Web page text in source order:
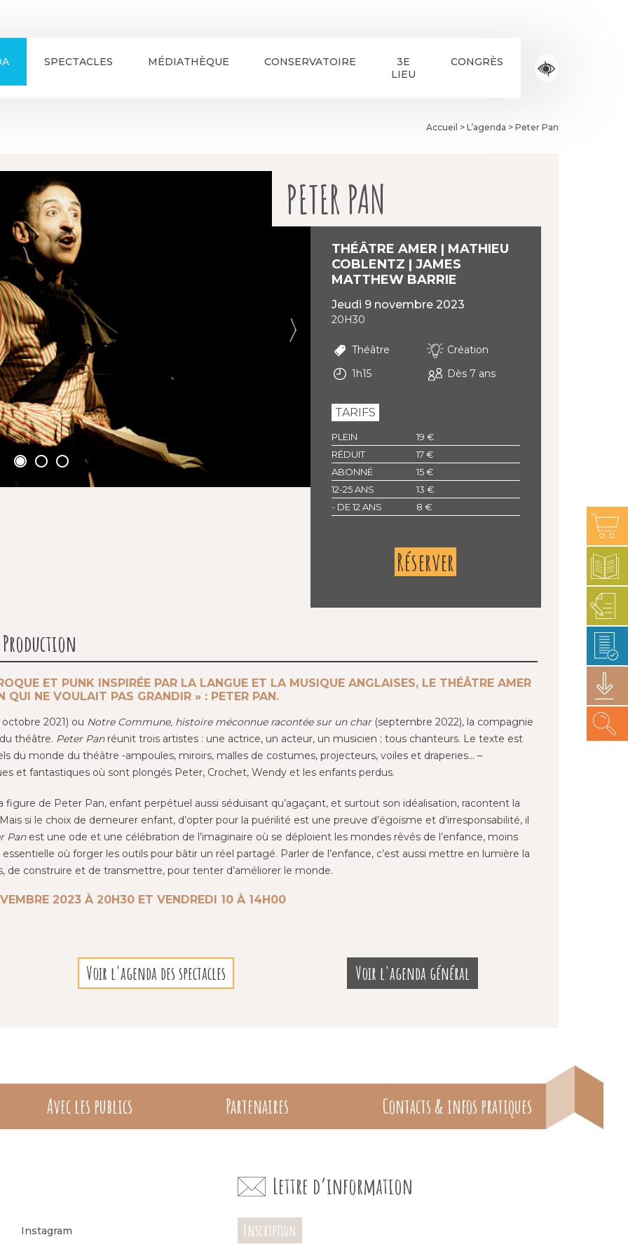
SPECTACLES MÉDIATHÈQUE CONSERVATOIRE
3E
LIEU
CONGRÈS
Accueil > L’agenda > Peter Pan
PETER PAN
THÉÂTRE AMER | MATHIEU
COBLENTZ | JAMES
MATTHEW BARRIE
jeudi 9 novembre 2023
20H30
Théâtre
Création
1h15
Dès 7 ans
TARIFS
PLEIN
19 €
RÉDUIT
17 €
ABONNÉ
15 €
12-25 ANS
13 €
- DE 12 ANS
8 €
Réserver
Production
ET PUNK INSPIRÉE PAR LA LANGUE ET LA MUSIQUE ANGLAISES, LE THÉÂTRE AMER
QUI NE VOULAIT PAS GRANDIR » : PETER PAN.
2021) ou Notre Commune, histoire méconnue racontée sur un char(septembre 2022), la compagnie
théâtre. Peter Panréunit trois artistes : une actrice, un acteur, un musicien ; tous chanteurs. Le texte est
du monde du théâtre -ampoules, miroirs, malles de costumes, projecteurs, voiles et draperies… –
et fantastiques où sont plongés Peter, Crochet, Wendy et les enfants perdus.
de Peter Pan, enfant perpétuel aussi séduisant qu’agaçant, et surtout son idéalisation, racontent la
si le choix de demeurer enfant, d’opter pour la puérilité est une preuve d’égoïsme et d’irresponsabilité, il
Panest une ode et une célébration de l’imaginaire où se déploient les mondes rêvés de l’enfance, moins
où forger les outils pour bâtir un réel partagé. Parler de l’enfance, c’est aussi mettre en lumière la
de construire et de transmettre, pour tenter d’améliorer le monde.
2023 À 20H30 ET VENDREDI 10 À 14H00
Voir l'agenda des spectacles Voir l'agenda général
Avec les publics Partenaires Contacts & infos pratiques
Instagram
Lettre d’information
Inscription